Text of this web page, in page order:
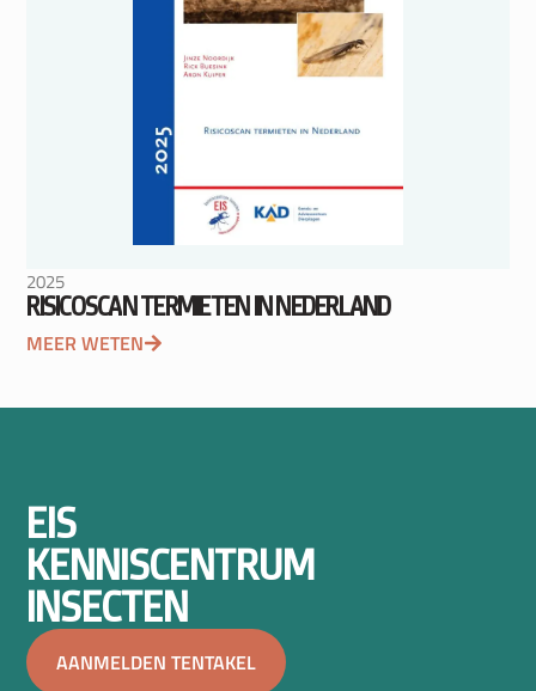
2025
RISICOSCAN TERMIETEN IN NEDERLAND
MEER WETEN
EIS
KENNISCENTRUM
INSECTEN
AANMELDEN TENTAKEL